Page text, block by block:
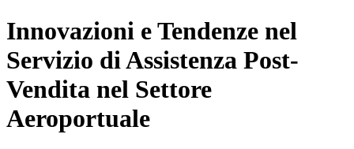
Innovazioni e Tendenze nel
Servizio di Assistenza Post-
Vendita nel Settore
Aeroportuale